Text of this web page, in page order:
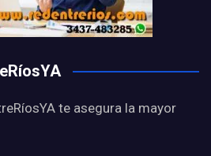
te asegura la mayor